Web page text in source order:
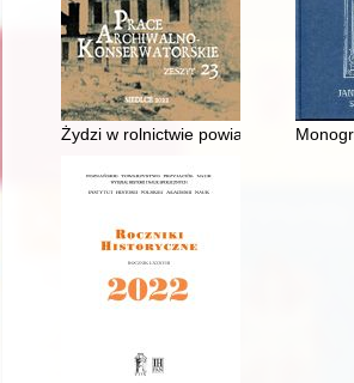
Żydzi w rolnictwie powiatu